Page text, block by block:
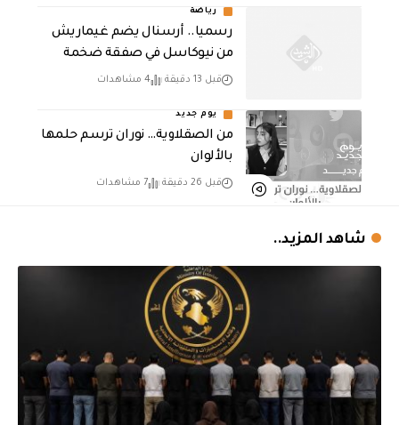
رياضة
رسميا.. أرسنال يضم غيماريش
من نيوكاسل في صفقة ضخمة
قبل 13 دقيقة 4 مشاهدات
يوم جديد
من الصقلاوية… نوران ترسم حلمها
بالألوان
قبل 26 دقيقة 7 مشاهدات
شاهد المزيد..